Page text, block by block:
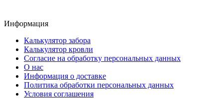
Информация
Калькулятор забора
Калькулятор кровли
Согласие на обработку персональных данных
О нас
Информация о доставке
Политика обработки персональных данных
Условия соглашения